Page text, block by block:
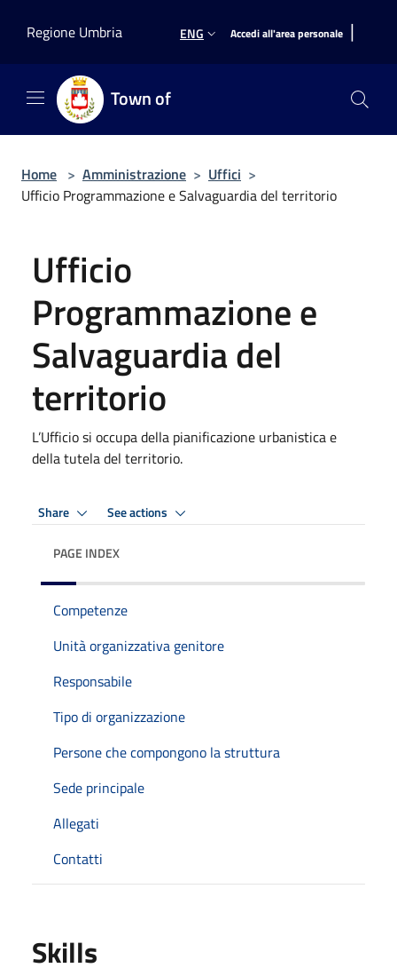
Regione Umbria
ENG Accedi all'area personale |
Town of
Home > Amministrazione > Uffici >
Ufficio Programmazione e Salvaguardia del territorio
Ufficio
Programmazione e
Salvaguardia del
territorio
L’Ufficio si occupa della pianificazione urbanistica e
della tutela del territorio.
Share See actions
PAGE INDEX
Competenze
Unità organizzativa genitore
Responsabile
Tipo di organizzazione
Persone che compongono la struttura
Sede principale
Allegati
Contatti
Skills